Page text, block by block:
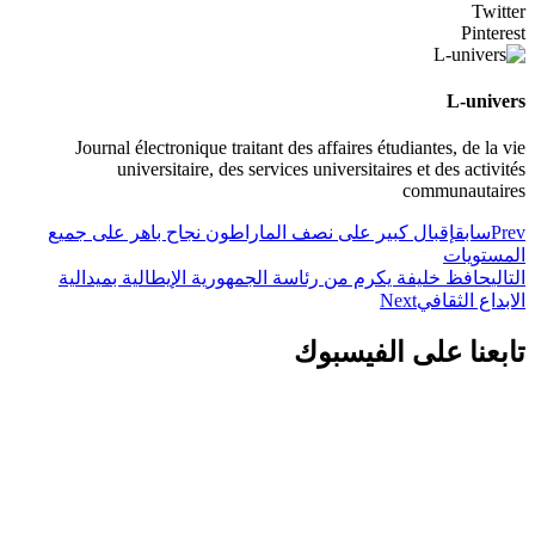
Twitter
Pinterest
L-univers
Journal électronique traitant des affaires étudiantes, de la vie
universitaire, des services universitaires et des activités
communautaires
Prevسابقإقبال كبير على نصف الماراطون نجاح باهر على جميع
المستويات
التاليحافظ خليفة يكرم من رئاسة الجمهورية الإيطالية بميدالية
الابداع الثقافيNext
تابعنا على الفيسبوك